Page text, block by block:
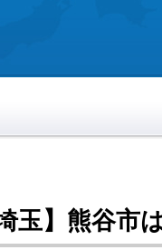
埼玉】熊谷市